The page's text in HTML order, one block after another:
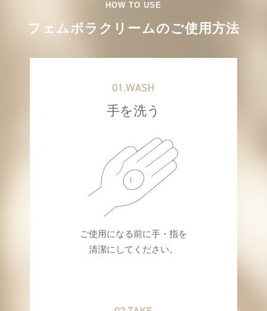
HOW TO USE
フェムボラクリームのご使用方法
手を洗う
ご使用になる前に手・指を
清潔にしてください。